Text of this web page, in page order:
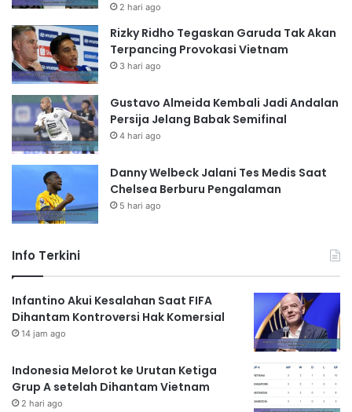
2 hari ago
Rizky Ridho Tegaskan Garuda Tak Akan
Terpancing Provokasi Vietnam
3 hari ago
Gustavo Almeida Kembali Jadi Andalan
Persija Jelang Babak Semifinal
4 hari ago
Danny Welbeck Jalani Tes Medis Saat
Chelsea Berburu Pengalaman
5 hari ago
Info Terkini
Infantino Akui Kesalahan Saat FIFA
Dihantam Kontroversi Hak Komersial
14 jam ago
Indonesia Melorot ke Urutan Ketiga
Grup A setelah Dihantam Vietnam
2 hari ago